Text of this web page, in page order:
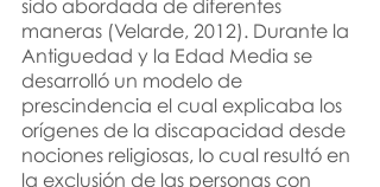
sido abordada de diferentes
maneras (Velarde, 2012). Durante la
Antiguedad y la Edad Media se
desarrolló un modelo de
prescindencia el cual explicaba los
orígenes de la discapacidad desde
nociones religiosas, lo cual resultó en
la exclusión de las personas con